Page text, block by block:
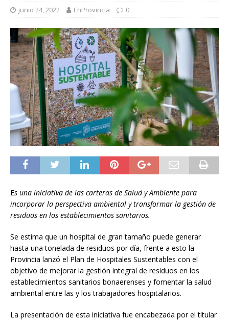
junio 24, 2022 EnProvincia 0
Es una iniciativa de las carteras de Salud y Ambiente para
incorporar la perspectiva ambiental y transformar la gestión de
residuos en los establecimientos sanitarios.
Se estima que un hospital de gran tamaño puede generar
hasta una tonelada de residuos por día, frente a esto la
Provincia lanzó el Plan de Hospitales Sustentables con el
objetivo de mejorar la gestión integral de residuos en los
establecimientos sanitarios bonaerenses y fomentar la salud
ambiental entre las y los trabajadores hospitalarios.
La presentación de esta iniciativa fue encabezada por el titular